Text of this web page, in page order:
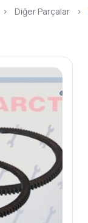
› Diğer Parçalar ›